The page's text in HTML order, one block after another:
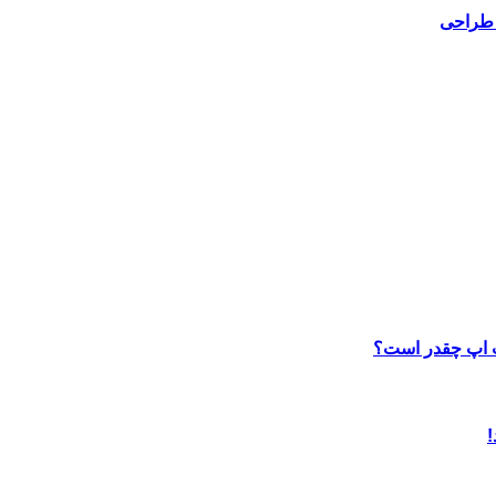
طراحی
اپ چقدر است؟